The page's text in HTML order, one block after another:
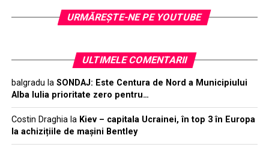
URMĂREŞTE-NE PE YOUTUBE
ULTIMELE COMENTARII
balgradu la SONDAJ: Este Centura de Nord a Municipiului
Alba Iulia prioritate zero pentru…
Costin Draghiala Kiev – capitala Ucrainei, în top 3 în Europa
la achizițiile de mașini Bentley